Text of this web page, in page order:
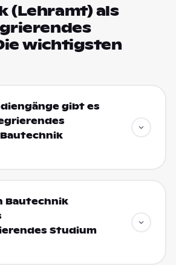
(Lehramt) als
wichtigsten
gibt es
Bautechnik
Studium